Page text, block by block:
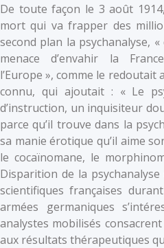
De toute façon le 3 août
mort qui va frapper des
second plan la psychanalyse,
menace d’envahir la
l’Europe », comme le redoutait
connu, qui ajoutait : « Le
d’instruction, un inquisiteur
parce qu’il trouve dans la
sa manie érotique qu’il aime
le cocaïnomane, le
Disparition de la
scientifiques françaises
armées germaniques
analystes mobilisés
aux résultats thérapeutiques